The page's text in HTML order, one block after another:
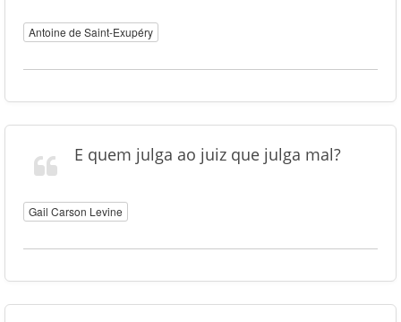
Antoine de Saint-Exupéry
E quem julga ao juiz que julga mal?
Gail Carson Levine